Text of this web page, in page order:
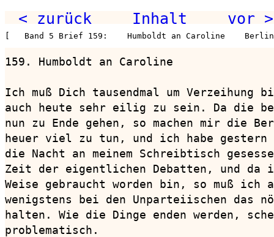
< zurück Inhalt vor >
[   Band 5 Brief 159:    Humboldt an Caroline
159. Humboldt an Caroline
Ich muß Dich tausendmal um
auch heute sehr eilig zu sein. Da die
nun zu Ende gehen, so machen mir die
heuer viel zu tun, und ich habe gestern
die Nacht an meinem Schreibtisch
Zeit der eigentlichen Debatten, und da
Weise gebraucht worden bin, so muß ich
wenigstens bei den Unparteiischen das
halten. Wie die Dinge enden werden,
problematisch.